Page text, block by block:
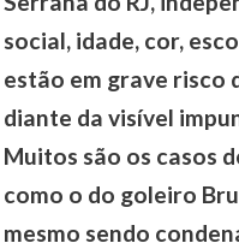
social, idade, cor,
estão em grave risco
diante da visível
Muitos são os casos
como o do goleiro
mesmo sendo